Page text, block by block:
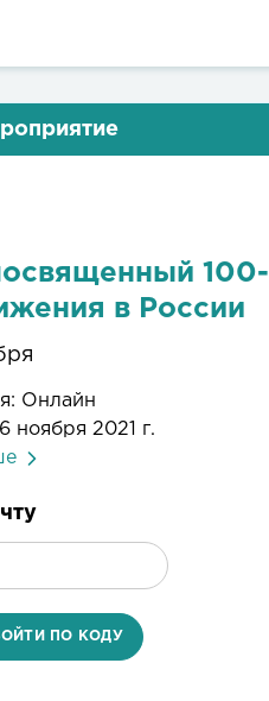
100-
в России
Онлайн
ноября 2021 г.
ПО КОДУ